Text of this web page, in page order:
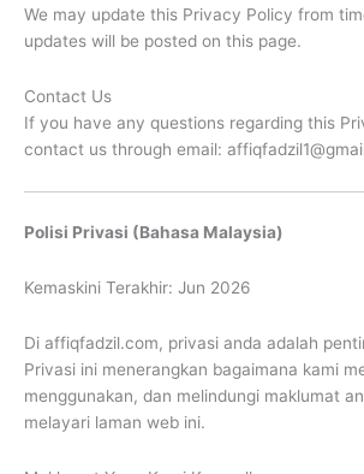
We may update this Privacy Policy from
updates will be posted on this page.
Contact Us
If you have any questions regarding this
contact us through email:
Polisi Privasi (Bahasa Malaysia)
Kemaskini Terakhir: Jun 2026
Di affiqfadzil.com, privasi anda adalah
Privasi ini menerangkan bagaimana kami
menggunakan, dan melindungi maklumat
melayari laman web ini.